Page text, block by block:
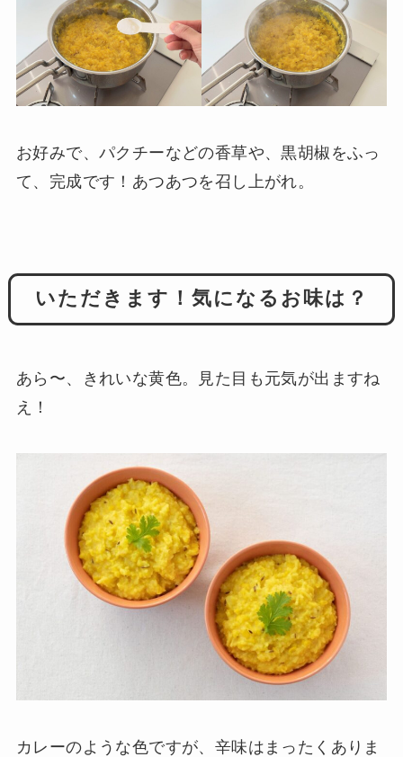
お好みで、パクチーなどの香草や、黒胡椒をふっ
て、完成です！あつあつを召し上がれ。
いただきます！気になるお味は？
あら〜、きれいな黄色。見た目も元気が出ますね
え！
カレーのような色ですが、辛味はまったくありま